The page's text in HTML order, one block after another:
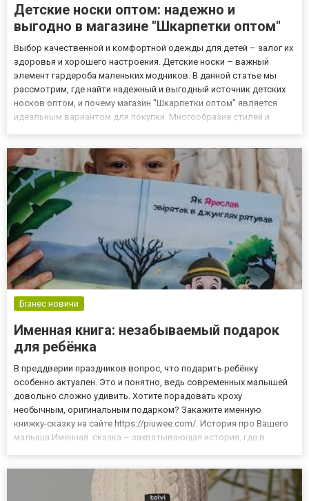
Детские носки оптом: надежно и
выгодно в магазине "Шкарпетки оптом"
Выбор качественной и комфортной одежды для детей – залог их
здоровья и хорошего настроения. Детские носки – важный
элемент гардероба маленьких модников. В данной статье мы
рассмотрим, где найти надежный и выгодный источник детских
носков оптом, и почему магазин "Шкарпетки оптом" является
идеальным вариантом для покупки. Многообразие стилей и
Бізнес новини
Именная книга: незабываемый подарок
для ребёнка
В преддверии праздников вопрос, что подарить ребёнку
особенно актуален. Это и понятно, ведь современных малышей
довольно сложно удивить. Хотите порадовать кроху
необычным, оригинальным подарком? Закажите именную
книжку-сказку на сайте https://piuwee.com/. История про Вашего
малыша Именная сказка – захватывающая история, где в
персонаж создан по е...